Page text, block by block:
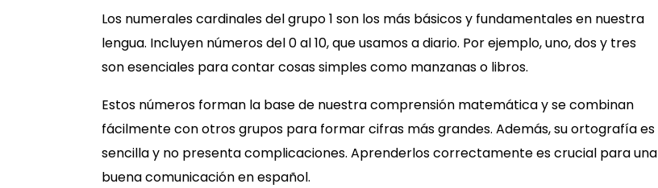
Los numerales cardinales del grupo 1 son los más básicos y fundamentales en nuestra
lengua. Incluyen números del 0 al 10, que usamos a diario. Por ejemplo, uno, dos y tres
son esenciales para contar cosas simples como manzanas o libros.
Estos números forman la base de nuestra comprensión matemática y se combinan
fácilmente con otros grupos para formar cifras más grandes. Además, su ortografía es
sencilla y no presenta complicaciones. Aprenderlos correctamente es crucial para una
buena comunicación en español.